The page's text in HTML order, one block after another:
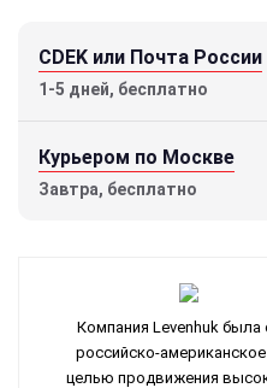
CDEK или Почта России
1-5 дней, бесплатно
Курьером по Москве
Завтра, бесплатно
Компания Levenhuk была
российско-
целью продвижения